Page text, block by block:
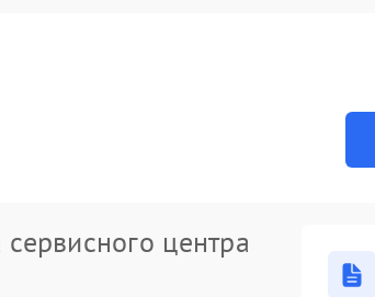
центра